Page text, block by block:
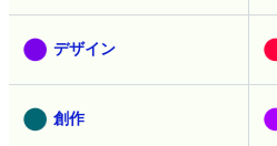
デザイン
創作